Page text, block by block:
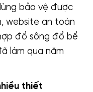
bảo vệ được
website an toàn
đổ sông đổ bể
làm qua năm
thiết